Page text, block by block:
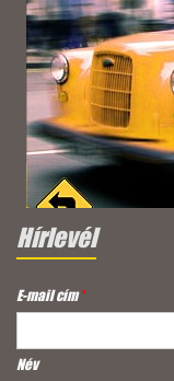
Hírlevél
E-mail cím*
Név